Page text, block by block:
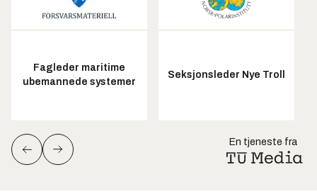
Fagleder maritime
ubemannede systemer
Seksjonsleder Nye Troll
En tjeneste fra